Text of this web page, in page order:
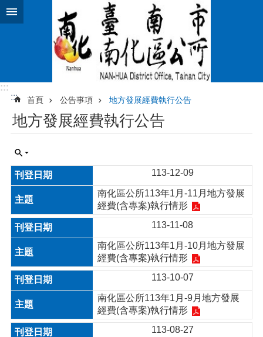
跳到主要內容區塊
:::
:::
首頁 公告事項 地方發展經費執行公告
地方發展經費執行公告
113-12-09
南化區公所113年1月-11月地方發展
經費(含專案)執行情形
113-11-08
南化區公所113年1月-10月地方發展
經費(含專案)執行情形
113-10-07
南化區公所113年1月-9月地方發展
經費(含專案)執行情形
113-08-27